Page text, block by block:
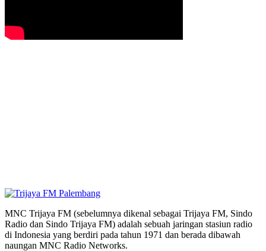
MNC Trijaya FM (sebelumnya dikenal sebagai Trijaya FM, Sindo
Radio dan Sindo Trijaya FM) adalah sebuah jaringan stasiun radio
di Indonesia yang berdiri pada tahun 1971 dan berada dibawah
naungan MNC Radio Networks.